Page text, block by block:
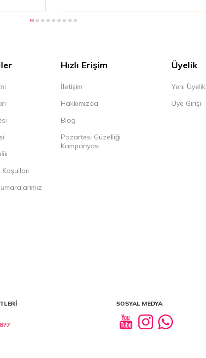
Hızlı Erişim
İletişim
Hakkımızda
Blog
Pazartesi Güzelliği
Kampanyası
Üyelik
Yeni Üyelik
Üye Girişi
SOSYAL MEDYA